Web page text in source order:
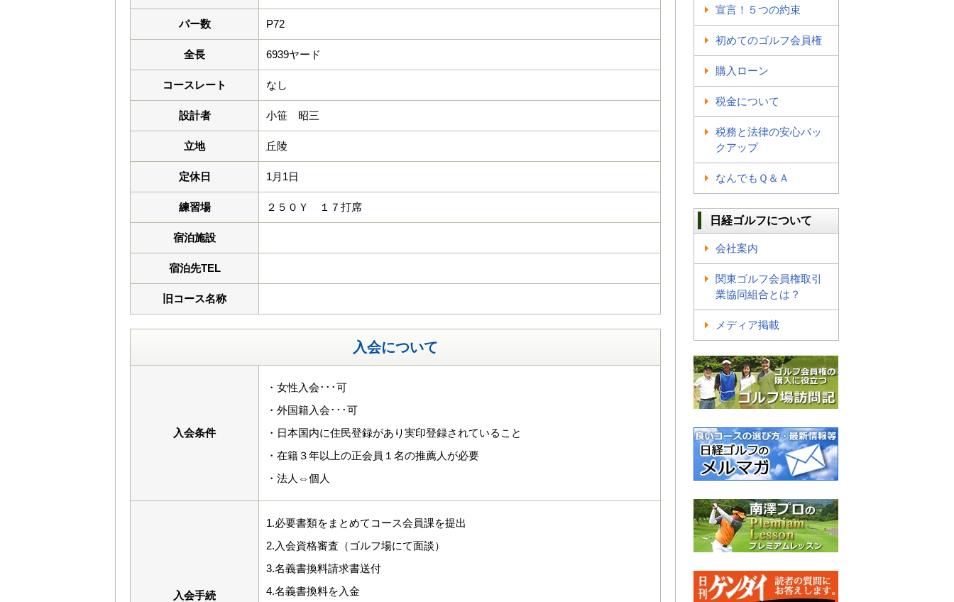
パー数 P72
全長 6939ヤード
コースレート なし
設計者 小笹 昭三
立地 丘陵
定休日 1月1日
練習場 ２５０Ｙ １７打席
宿泊施設
宿泊先TEL
旧コース名称
入会について
入会条件
・女性入会･･･可
・外国籍入会･･･可
・日本国内に住民登録があり実印登録されていること
・在籍３年以上の正会員１名の推薦人が必要
・法人⇔個人
入会手続
1.必要書類をまとめてコース会員課を提出
2.入会資格審査（ゴルフ場にて面談）
3.名義書換料請求書送付
4.名義書換料を入金
宣言！５つの約束
初めてのゴルフ会員権
購入ローン
税金について
税務と法律の安心バッ
クアップ
なんでもＱ＆Ａ
日経ゴルフについて
会社案内
関東ゴルフ会員権取引
業協同組合とは？
メディア掲載